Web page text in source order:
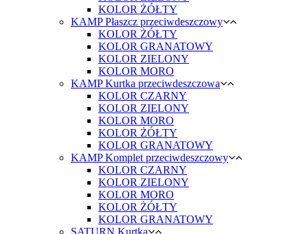
KOLOR ŻÓŁTY
KAMP Płaszcz przeciwdeszczowy
KOLOR ŻÓŁTY
KOLOR GRANATOWY
KOLOR ZIELONY
KOLOR MORO
KAMP Kurtka przeciwdeszczowa
KOLOR CZARNY
KOLOR ZIELONY
KOLOR MORO
KOLOR ŻÓŁTY
KOLOR GRANATOWY
KAMP Komplet przeciwdeszczowy
KOLOR CZARNY
KOLOR ZIELONY
KOLOR MORO
KOLOR ŻÓŁTY
KOLOR GRANATOWY
SATURN Kurtka